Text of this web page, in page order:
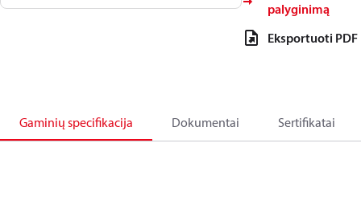
palyginimą
Eksportuoti PDF
Gaminių specifikacija Dokumentai Sertifikatai